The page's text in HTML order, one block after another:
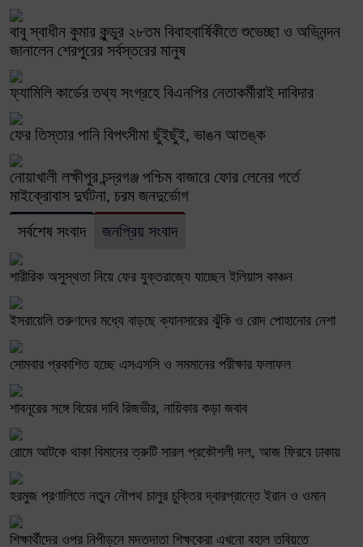
বাবু স্বাধীন কুমার কুন্ডুর ২৮তম বিবাহবার্ষিকীতে শুভেচ্ছা ও অভিনন্দন
জানালেন শেরপুরের সর্বস্তরের মানুষ
ফ্যামিলি কার্ডের তথ্য সংগ্রহে বিএনপির নেতাকর্মীরাই দাবিদার
ফের তিস্তার পানি বিপৎসীমা ছুঁইছুঁই, ভাঙন আতঙ্ক
নোয়াখালী লক্ষীপুর চন্দ্রগঞ্জ পশ্চিম বাজারে ফোর লেনের গর্তে
মাইক্রোবাস দুর্ঘটনা, চরম জনদুর্ভোগ
সর্বশেষ সংবাদ
জনপ্রিয় সংবাদ
শারীরিক অসুস্থতা নিয়ে ফের যুক্তরাজ্যে যাচ্ছেন ইলিয়াস কাঞ্চন
ইসরায়েলি তরুণদের মধ্যে বাড়ছে ক্যানসারের ঝুঁকি ও রোদ পোহানোর নেশা
সোমবার প্রকাশিত হচ্ছে এসএসসি ও সমমানের পরীক্ষার ফলাফল
শাবনূরের সঙ্গে বিয়ের দাবি রিজভীর, নায়িকার কড়া জবাব
রোমে আটকে থাকা বিমানের ত্রুটি সারল প্রকৌশলী দল, আজ ফিরবে ঢাকায়
হরমুজ প্রণালিতে নতুন নৌপথ চালুর চুক্তির দ্বারপ্রান্তে ইরান ও ওমান
শিক্ষার্থীদের ওপর নিপীড়নে মদতদাতা শিক্ষকেরা এখনো বহাল তবিয়তে